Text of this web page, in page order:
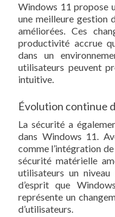
Windows 11 propose
une meilleure gestion
améliorées. Ces
productivité accrue
dans un
utilisateurs peuvent
intuitive.
Évolution continue
La sécurité a
dans Windows 11.
comme l’intégration
sécurité matérielle
utilisateurs un
d’esprit que
représente un
d’utilisateurs.